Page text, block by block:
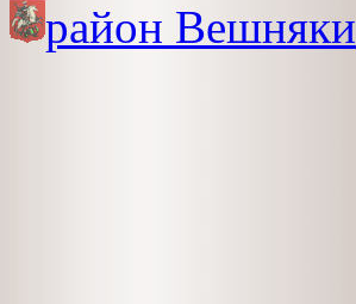
район Вешняки